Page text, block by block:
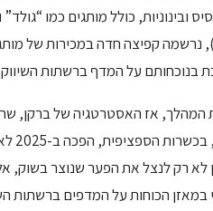
ובינוניות, כולל מותגים כמו
נרשמה קפיצה חדה במכירות של
בנוכחותם על המדף ברשתות
המהלך, אז האסטרטגיה של ברקן,
לא רק לנצל את הפער שנוצר בשוק,
במאזן הכוחות על המדפים ברשתות